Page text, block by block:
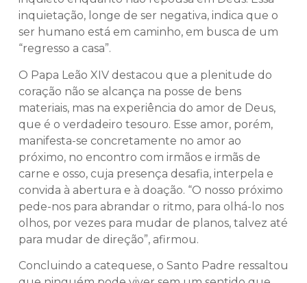
inquietação, longe de ser negativa, indica que o
ser humano está em caminho, em busca de um
“regresso a casa”.
O Papa Leão XIV destacou que a plenitude do
coração não se alcança na posse de bens
materiais, mas na experiência do amor de Deus,
que é o verdadeiro tesouro. Esse amor, porém,
manifesta-se concretamente no amor ao
próximo, no encontro com irmãos e irmãs de
carne e osso, cuja presença desafia, interpela e
convida à abertura e à doação. “O nosso próximo
pede-nos para abrandar o ritmo, para olhá-lo nos
olhos, por vezes para mudar de planos, talvez até
para mudar de direção”, afirmou.
Concluindo a catequese, o Santo Padre ressaltou